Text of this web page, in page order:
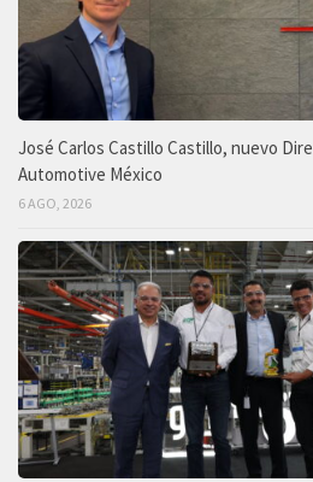
José Carlos Castillo Castillo, nuevo
Automotive México
6 AGO, 2026